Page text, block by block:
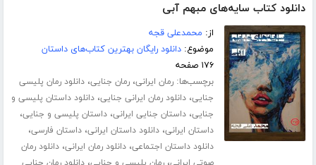
دانلود کتاب سایه‌های مبهم آبی
از: محمدعلی قجه
موضوع:دانلود رایگان بهترین کتاب‌های داستان
۱۷۶ صفحه
برچسب‌ها:رمان ایرانی،رمان جنایی،دانلود رمان پلیسی
جنایی،دانلود رمان ایرانی جنایی،دانلود داستان پلیسی و
جنایی،داستان جنایی ایرانی،داستان پلیسی و جنایی،
داستان ایرانی،دانلود داستان ایرانی،داستان فارسی،
دانلود داستان اجتماعی،دانلود رمان ایرانی،دانلود رمان